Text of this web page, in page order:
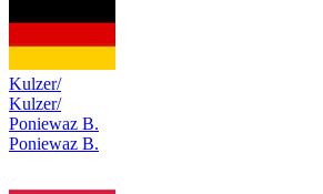
Kulzer/
Kulzer/
Poniewaz B.
Poniewaz B.